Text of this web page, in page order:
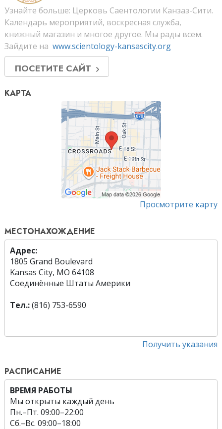
Узнайте больше: Церковь Саентологии Канзаз-Сити.
Календарь мероприятий, воскресная служба,
книжный магазин и многое другое. Мы рады всем.
Зайдите на www.scientology-kansascity.org
ПОСЕТИТЕ САЙТ
КАРТА
Просмотрите карту
МЕСТОНАХОЖДЕНИЕ
Адрес:
1805 Grand Boulevard
Kansas City, MO 64108
Соединённые Штаты Америки
Тел.:(816) 753-6590
Получить указания
РАСПИСАНИЕ
ВРЕМЯ РАБОТЫ
Мы открыты каждый день
Пн.–Пт. 09:00–22:00
Сб.–Вс. 09:00–18:00